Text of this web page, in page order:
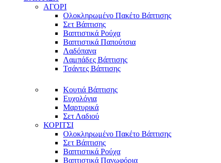
ΑΓΟΡΙ
Ολοκληρωμένο Πακέτο Βάπτισης
Σετ Βάπτισης
Βαπτιστικά Ρούχα
Βαπτιστικά Παπούτσια
Λαδόπανα
Λαμπάδες Βάπτισης
Τσάντες Βάπτισης
Κουτιά Βάπτισης
Ευχολόγια
Μαρτυρικά
Σετ Λαδιού
ΚΟΡΙΤΣΙ
Ολοκληρωμένο Πακέτο Βάπτισης
Σετ Βάπτισης
Βαπτιστικά Ρούχα
Βαπτιστικά Πανωφόρια